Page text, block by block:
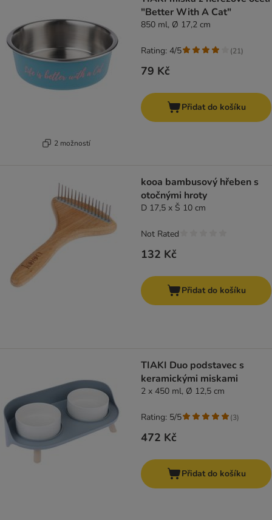
2 možností
"Better With A Cat"
850 ml, Ø 17,2 cm
79 Kč
Rating: 4/5 (21)
Přidat do košíku
kooa bambusový hřeben s
otočnými hroty
D 17,5 x Š 10 cm
132 Kč
Not Rated
Přidat do košíku
TIAKI Duo podstavec s
keramickými miskami
2 x 450 ml, Ø 12,5 cm
472 Kč
Rating: 5/5 (3)
Přidat do košíku